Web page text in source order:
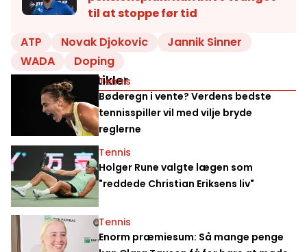
til at stoppe før tid
ATP
Novak Djokovic
Jannik Sinner
WADA
Doping
Relaterede artikler
Tennis
Bøderegn i vente? Verdens bedste
tennisspiller vil med vilje bryde
reglerne
Tennis
Holger Rune valgte lægen som
"reddede Christian Eriksens liv"
Tennis
Enorm præmiesum: Så mange penge